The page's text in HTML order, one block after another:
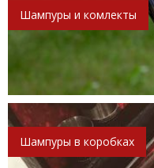
Шампуры и комлекты
Шампуры в коробках